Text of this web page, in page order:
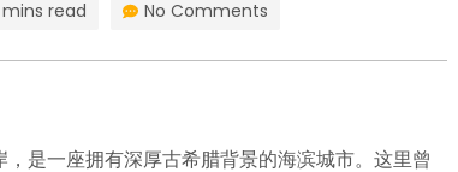
read No Comments
是一座拥有深厚古希腊背景的海滨城市。这里曾